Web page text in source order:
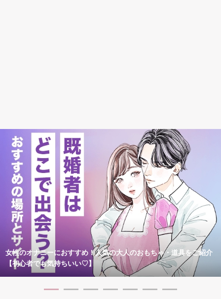
女性のオナニーにおすすめ！人気の大人のおもちゃ・道具をご紹介
【初心者でも気持ちいい♡】